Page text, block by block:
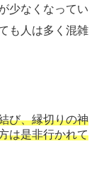
少なくなってい
も人は多く混雑
び、縁切りの神
は是非行かれて